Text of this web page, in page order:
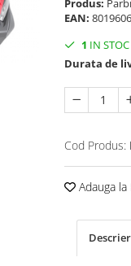
Produs:
EAN:
1 IN STOC
Durata de
Cod Produs:
Adauga la